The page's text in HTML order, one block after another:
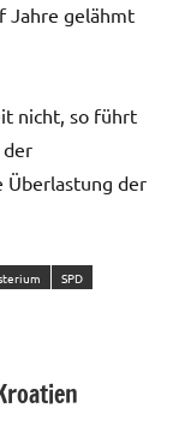
Jahre gelähmt
nicht, so führt
der
Überlastung der
SPD